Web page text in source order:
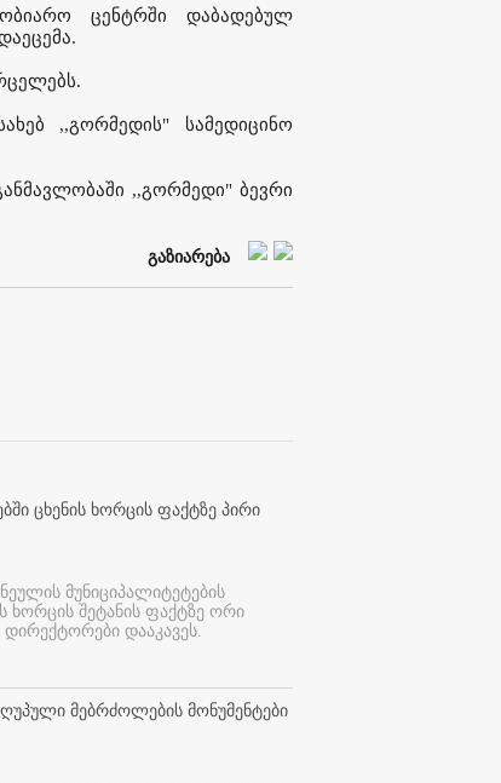
ცენტრში დაბადებულ
,,გორმედის" სამედიცინო
,,გორმედი" ბევრი
გაზიარება
ცხენის ხორცის ფაქტზე პირი
მუნიციპალიტეტების
ხორცის შეტანის ფაქტზე ორი
დააკავეს.
მებრძოლების მონუმენტები